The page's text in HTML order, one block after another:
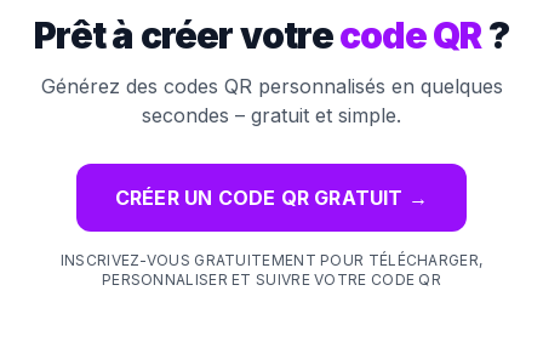
Prêt à créer votrecode QR?
Générez des codes QR personnalisés en quelques
secondes – gratuit et simple.
CRÉER UN CODE QR GRATUIT →
INSCRIVEZ-VOUS GRATUITEMENT POUR TÉLÉCHARGER,
PERSONNALISER ET SUIVRE VOTRE CODE QR